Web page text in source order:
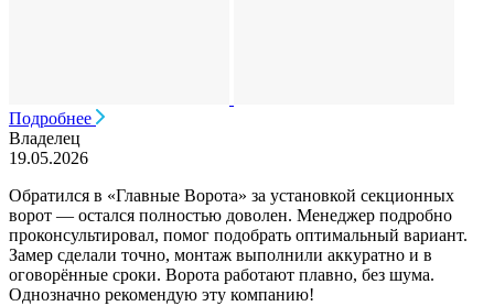
Подробнее
Владелец
19.05.2026
Обратился в «Главные Ворота» за установкой секционных
ворот — остался полностью доволен. Менеджер подробно
проконсультировал, помог подобрать оптимальный вариант.
Замер сделали точно, монтаж выполнили аккуратно и в
оговорённые сроки. Ворота работают плавно, без шума.
Однозначно рекомендую эту компанию!